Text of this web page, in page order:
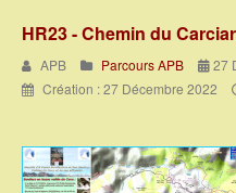
HR23 - Chemin du
APB Parcours APB
27
Création : 27 Décembre 2022